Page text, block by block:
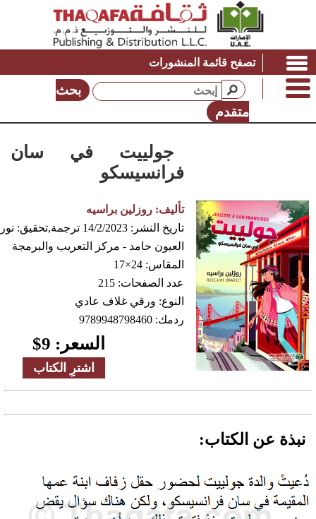
تصفح قائمة المنشورات
بحث
متقدم
جولييت في سان
فرانسيسكو
تأليف: روزلين براسيه
تاريخ النشر: 14/2/2023 ترجمة,تحقيق: نور
العيون حامد - مركز التعريب والبرمجة
المقاس: 24×17
عدد الصفحات: 215
النوع: ورقي غلاف عادي
ردمك: 9789948798460
السعر: 9
$
اشترِ الكتاب
نبذة عن الكتاب: